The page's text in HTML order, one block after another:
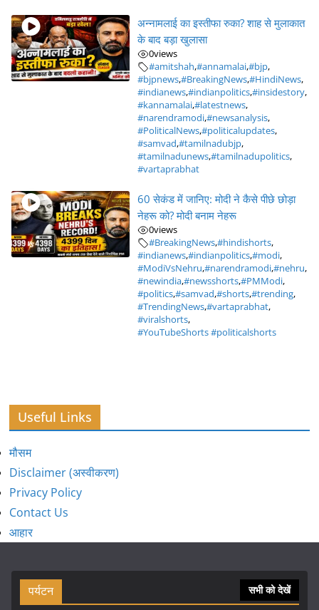
अन्नामलाई का इस्तीफा रुका? शाह से मुलाकात
के बाद बड़ा खुलासा
0views
#amitshah,#annamalai,#bjp,
#bjpnews,#BreakingNews,#HindiNews,
#indianews,#indianpolitics,#insidestory,
#kannamalai,#latestnews,
#narendramodi,#newsanalysis,
#PoliticalNews,#politicalupdates,
#samvad,#tamilnadubjp,
#tamilnadunews,#tamilnadupolitics,
#vartaprabhat
60 सेकंड में जानिए: मोदी ने कैसे पीछे छोड़ा
नेहरू को? मोदी बनाम नेहरू
0views
#BreakingNews,#hindishorts,
#indianews,#indianpolitics,#modi,
#ModiVsNehru,#narendramodi,#nehru,
#newindia,#newsshorts,#PMModi,
#politics,#samvad,#shorts,#trending,
#TrendingNews,#vartaprabhat,
#viralshorts,
#YouTubeShorts #politicalshorts
Useful Links
मौसम
Disclaimer (अस्वीकरण)
Privacy Policy
Contact Us
आहार
पर्यटन सभी को देखें